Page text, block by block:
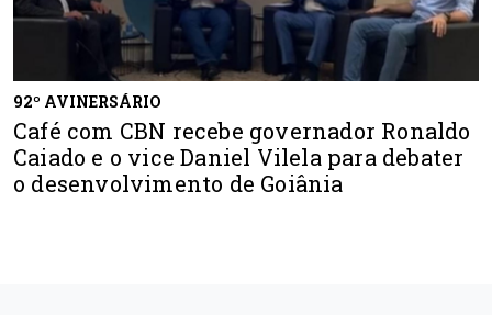
92º AVINERSÁRIO
Café com CBN recebe governador Ronaldo
Caiado e o vice Daniel Vilela para debater
o desenvolvimento de Goiânia